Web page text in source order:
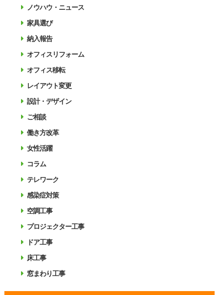
ノウハウ・ニュース
家具選び
納入報告
オフィスリフォーム
オフィス移転
レイアウト変更
設計・デザイン
ご相談
働き方改革
女性活躍
コラム
テレワーク
感染症対策
空調工事
プロジェクター工事
ドア工事
床工事
窓まわり工事